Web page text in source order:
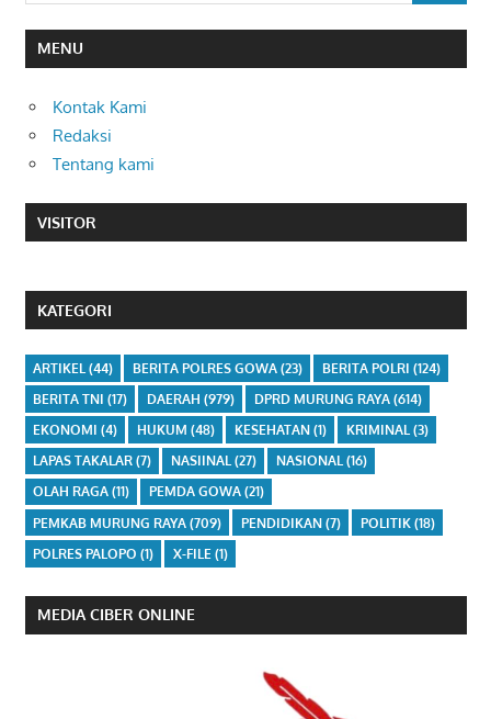
MENU
Kontak Kami
Redaksi
Tentang kami
VISITOR
KATEGORI
ARTIKEL (44) BERITA POLRES GOWA(23) BERITA POLRI (124)
BERITA TNI (17) DAERAH (979) DPRD MURUNG RAYA(614)
EKONOMI (4) HUKUM (48) KESEHATAN(1) KRIMINAL(3)
LAPAS TAKALAR(7) NASIINAL(27) NASIONAL(16)
OLAH RAGA(11) PEMDA GOWA(21)
PEMKAB MURUNG RAYA(709) PENDIDIKAN(7) POLITIK(18)
POLRES PALOPO (1) X-FILE (1)
MEDIA CIBER ONLINE